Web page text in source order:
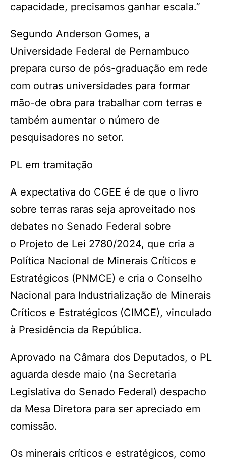
capacidade, precisamos ganhar escala.”
Segundo Anderson Gomes, a
Universidade Federal de Pernambuco
prepara curso de pós-graduação em rede
com outras universidades para formar
mão-de obra para trabalhar com terras e
também aumentar o número de
pesquisadores no setor.
PL em tramitação
A expectativa do CGEE é de que o livro
sobre terras raras seja aproveitado nos
debates no Senado Federal sobre
o Projeto de Lei 2780/2024, que cria a
Política Nacional de Minerais Críticos e
Estratégicos (PNMCE) e cria o Conselho
Nacional para Industrialização de Minerais
Críticos e Estratégicos (CIMCE), vinculado
à Presidência da República.
Aprovado na Câmara dos Deputados, o PL
aguarda desde maio (na Secretaria
Legislativa do Senado Federal) despacho
da Mesa Diretora para ser apreciado em
comissão.
Os minerais críticos e estratégicos, como